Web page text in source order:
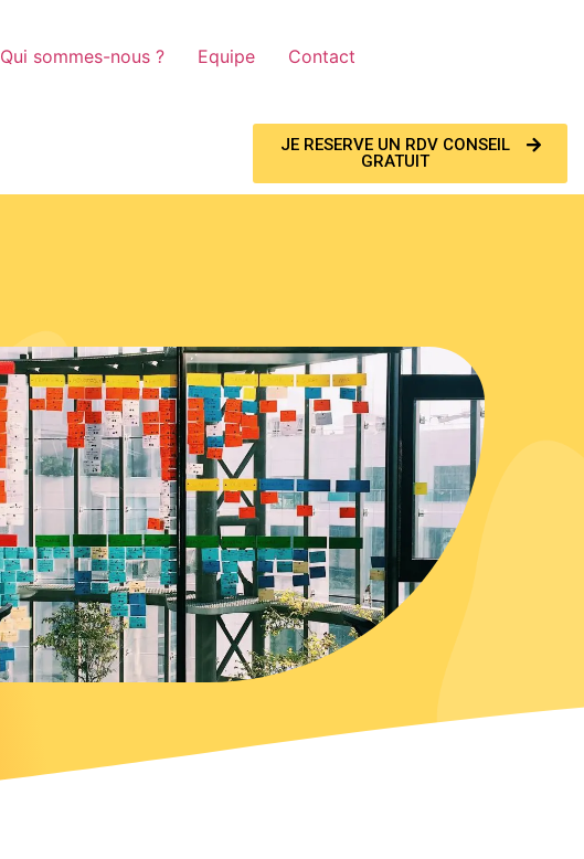
Qui sommes-nous ? Equipe Contact
JE RESERVE UN RDV CONSEIL
GRATUIT